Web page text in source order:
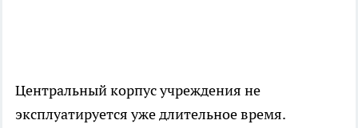
Центральный корпус учреждения не
эксплуатируется уже длительное время.